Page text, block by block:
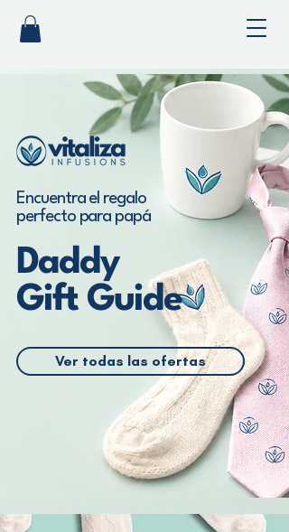
Encuentra el regalo
perfecto para papá
Ver todas las ofertas
Daddy
Gift Guide